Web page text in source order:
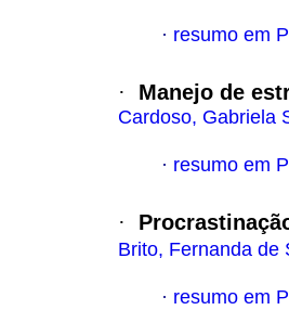
· resumo em
· Manejo de
Cardoso, Gabriela
· resumo em
·
Brito, Fernanda de
· resumo em